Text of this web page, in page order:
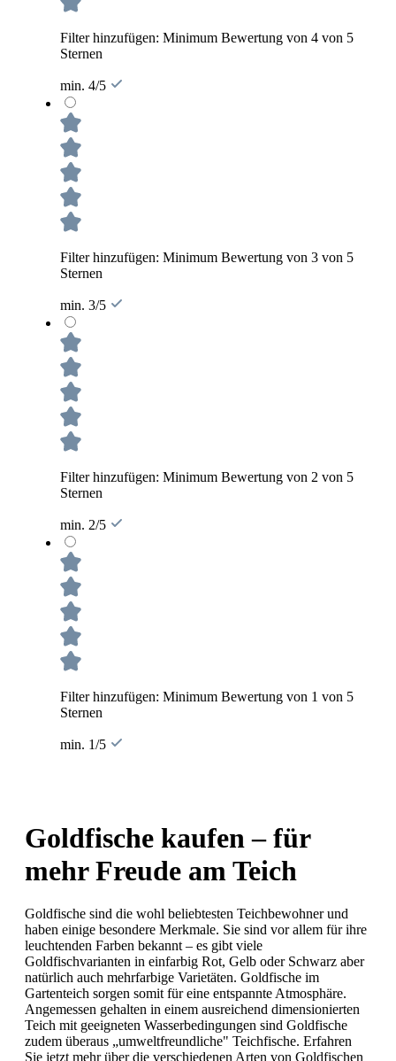
Filter hinzufügen: Minimum Bewertung von 4 von 5
Sternen
min. 4/5
Filter hinzufügen: Minimum Bewertung von 3 von 5
Sternen
min. 3/5
Filter hinzufügen: Minimum Bewertung von 2 von 5
Sternen
min. 2/5
Filter hinzufügen: Minimum Bewertung von 1 von 5
Sternen
min. 1/5
Goldfische kaufen – für
mehr Freude am Teich
Goldfische sind die wohl beliebtesten Teichbewohner und
haben einige besondere Merkmale. Sie sind vor allem für ihre
leuchtenden Farben bekannt – es gibt viele
Goldfischvarianten in einfarbig Rot, Gelb oder Schwarz aber
natürlich auch mehrfarbige Varietäten. Goldfische im
Gartenteich sorgen somit für eine entspannte Atmosphäre.
Angemessen gehalten in einem ausreichend dimensionierten
Teich mit geeigneten Wasserbedingungen sind Goldfische
zudem überaus „umweltfreundliche" Teichfische. Erfahren
Sie jetzt mehr über die verschiedenen Arten von Goldfischen